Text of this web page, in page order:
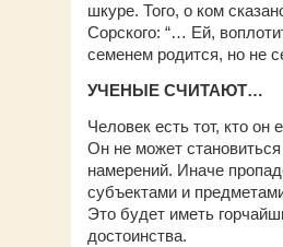
шкуре. Того, о ком
Сорского: “… Ей,
семенем родится, но не
УЧЕНЫЕ СЧИТАЮТ…
Человек есть тот, кто он
Он не может
намерений. Иначе
субъектами и
Это будет иметь
достоинства.